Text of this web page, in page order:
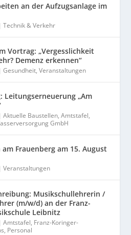
an der Aufzugsanlage im
|Technik & Verkehr
Vortrag: „Vergesslichkeit
Demenz erkennen“
|Gesundheit,Veranstaltungen
Leitungserneuerung „Am
|Aktuelle Baustellen,Amtstafel,
GmbH
Frauenberg am 15. August
|Veranstaltungen
Musikschullehrerin /
(m/w/d) an der Franz-
Leibnitz
|Amtstafel, Franz-Koringer-
, Personal